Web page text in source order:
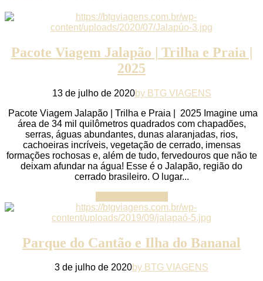
Pacote Viagem Jalapão | Trilha e Praia |
2025
13 de julho de 2020by BTG VIAGENS
Pacote Viagem Jalapão | Trilha e Praia | 2025 Imagine uma
área de 34 mil quilômetros quadrados com chapadões,
serras, águas abundantes, dunas alaranjadas, rios,
cachoeiras incríveis, vegetação de cerrado, imensas
formações rochosas e, além de tudo, fervedouros que não te
deixam afundar na água! Esse é o Jalapão, região do
cerrado brasileiro. O lugar...
Parque do Cantão e Ilha do Bananal
3 de julho de 2020by BTG VIAGENS